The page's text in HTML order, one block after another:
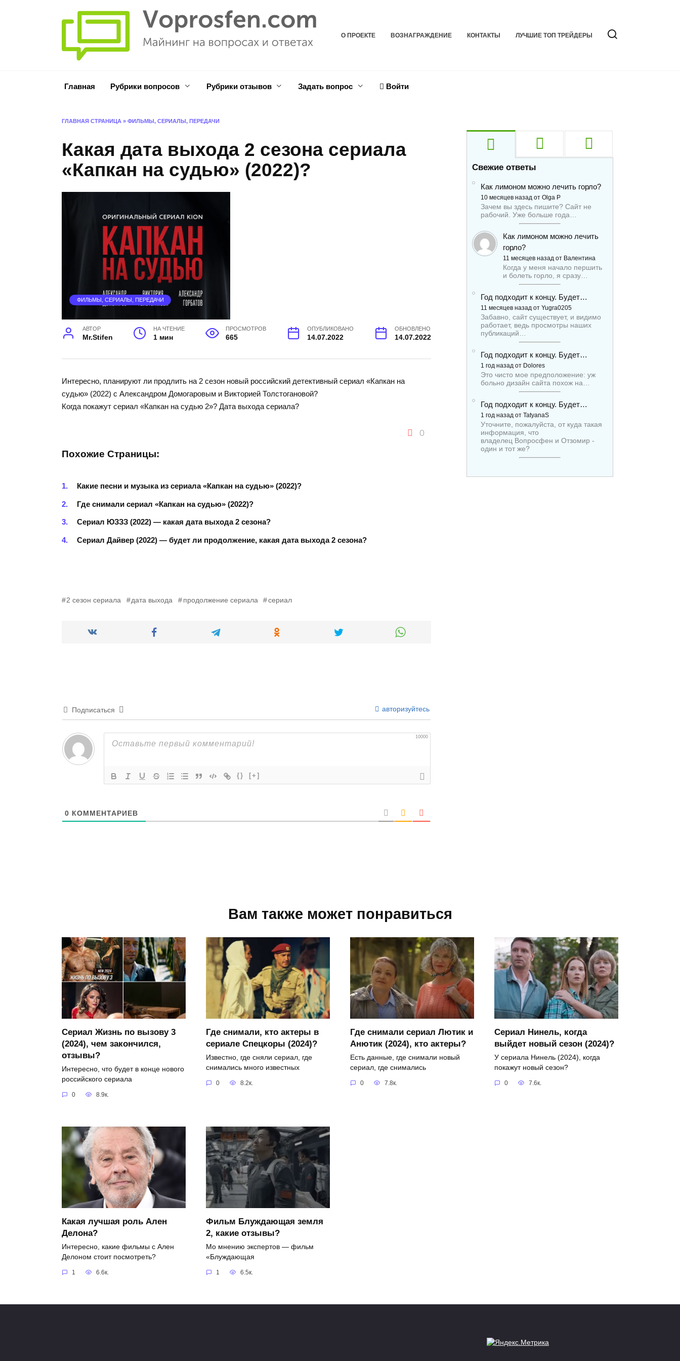
О ПРОЕКТЕ ВОЗНАГРАЖДЕНИЕ КОНТАКТЫ ЛУЧШИЕ ТОП ТРЕЙДЕРЫ
Главная Рубрики вопросов Рубрики отзывов Задать вопрос Войти
ГЛАВНАЯ СТРАНИЦА » ФИЛЬМЫ, СЕРИАЛЫ, ПЕРЕДАЧИ
Какая дата выхода 2 сезона сериала
«Капкан на судью» (2022)?
ФИЛЬМЫ, СЕРИАЛЫ, ПЕРЕДАЧИ
АВТОР
Mr.Stifen
НА ЧТЕНИЕ
1 мин
ПРОСМОТРОВ
665
ОПУБЛИКОВАНО
14.07.2022
ОБНОВЛЕНО
14.07.2022
Интересно, планируют ли продлить на 2 сезон новый российский детективный сериал «Капкан на
судью» (2022) с Александром Домогаровым и Викторией Толстогановой?
Когда покажут сериал «Капкан на судью 2»? Дата выхода сериала?
0
Похожие Страницы:
Какие песни и музыка из сериала «Капкан на судью» (2022)?
Где снимали сериал «Капкан на судью» (2022)?
Сериал ЮЗЗЗ (2022) — какая дата выхода 2 сезона?
Сериал Дайвер (2022) — будет ли продолжение, какая дата выхода 2 сезона?
2 сезон сериала дата выхода продолжение сериала сериал
Подписаться авторизуйтесь
10000
{} [+]
0 КОММЕНТАРИЕВ
Свежие ответы
Как лимоном можно лечить горло?
10 месяцев назад от Olga P
Зачем вы здесь пишите? Сайт не
рабочий. Уже больше года…
Как лимоном можно лечить
горло?
11 месяцев назад от Валентина
Когда у меня начало першить
и болеть горло, я сразу…
Год подходит к концу. Будет…
11 месяцев назад от Yugra0205
Забавно, сайт существует, и видимо
работает, ведь просмотры наших
публикаций…
Год подходит к концу. Будет…
1 год назад от Dolores
Это чисто мое предположение: уж
больно дизайн сайта похож на…
Год подходит к концу. Будет…
1 год назад от TatyanaS
Уточните, пожалуйста, от куда такая
информация, что
владелец Вопросфен и Отзомир -
один и тот же?
Вам также может понравиться
Сериал Жизнь по вызову 3
(2024), чем закончился,
отзывы?
Интересно, что будет в конце нового
российского сериала
0 8.9к.
Где снимали, кто актеры в
сериале Спецкоры (2024)?
Известно, где сняли сериал, где
снимались много известных
0 8.2к.
Где снимали сериал Лютик и
Анютик (2024), кто актеры?
Есть данные, где снимали новый
сериал, где снимались
0 7.8к.
Сериал Нинель, когда
выйдет новый сезон (2024)?
У сериала Нинель (2024), когда
покажут новый сезон?
0 7.6к.
Какая лучшая роль Ален
Делона?
Интересно, какие фильмы с Ален
Делоном стоит посмотреть?
1 6.6к.
Фильм Блуждающая земля
2, какие отзывы?
Мо мнению экспертов — фильм
«Блуждающая
1 6.5к.